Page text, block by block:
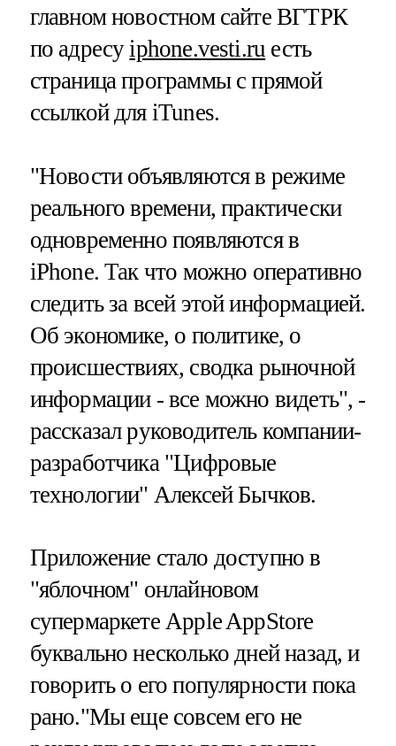
главном новостном сайте ВГТРК
по адресу iphone.vesti.ru есть
страница программы с прямой
ссылкой для iTunes.
"Новости объявляются в режиме
реального времени, практически
одновременно появляются в
iPhone. Так что можно оперативно
следить за всей этой информацией.
Об экономике, о политике, о
происшествиях, сводка рыночной
информации - все можно видеть", -
рассказал руководитель компании-
разработчика "Цифровые
технологии" Алексей Бычков.
Приложение стало доступно в
"яблочном" онлайновом
супермаркете Apple AppStore
буквально несколько дней назад, и
говорить о его популярности пока
рано."Мы еще совсем его не